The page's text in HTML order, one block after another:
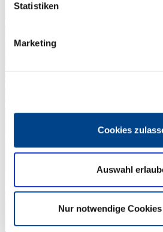
Statistiken
Marketing
Cookies
Auswahl
Nur notwendige